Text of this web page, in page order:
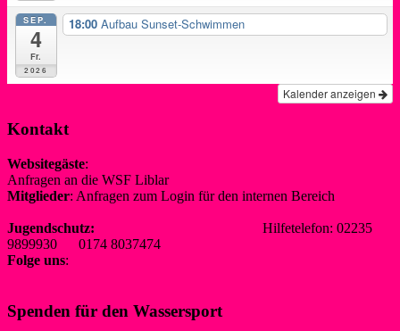
SEP.
4
Fr.
2026
18:00 Aufbau Sunset-Schwimmen
Kalender anzeigen
Kontakt
Websitegäste:
Anfragen an die WSF Liblar
Mitglieder: Anfragen zum Login für den internen Bereich
Jugendschutz:
Hilfetelefon: 02235
9899930 0174 8037474
Folge uns:
Spenden für den Wassersport